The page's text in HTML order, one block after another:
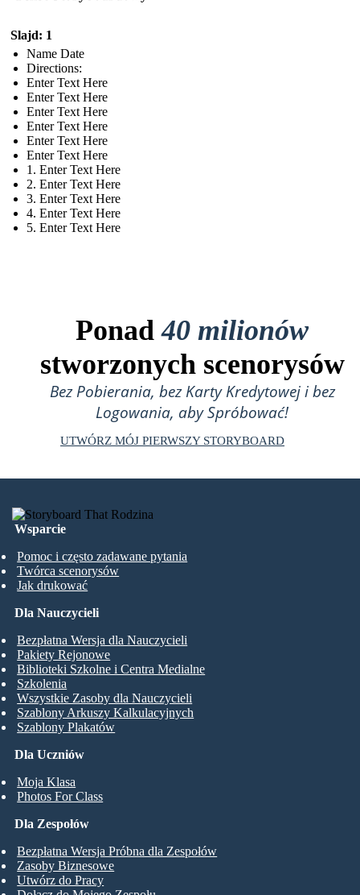
Slajd: 1
Name Date
Directions:
Enter Text Here
Enter Text Here
Enter Text Here
Enter Text Here
Enter Text Here
Enter Text Here
1. Enter Text Here
2. Enter Text Here
3. Enter Text Here
4. Enter Text Here
5. Enter Text Here
Ponad40 milionów
stworzonych scenorysów
Bez Pobierania, bez Karty Kredytowej i bez
Logowania, aby Spróbować!
UTWÓRZ MÓJ PIERWSZY STORYBOARD
Wsparcie
Pomoc i często zadawane pytania
Twórca scenorysów
Jak drukować
Dla Uczniów
Moja Klasa
Photos For Class
Dla Nauczycieli
Bezpłatna Wersja dla Nauczycieli
Pakiety Rejonowe
Biblioteki Szkolne i Centra Medialne
Szkolenia
Wszystkie Zasoby dla Nauczycieli
Szablony Arkuszy Kalkulacyjnych
Szablony Plakatów
Dla Zespołów
Bezpłatna Wersja Próbna dla Zespołów
Zasoby Biznesowe
Utwórz do Pracy